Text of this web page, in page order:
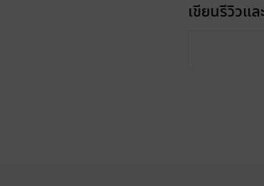
เขียนรีวิวแล